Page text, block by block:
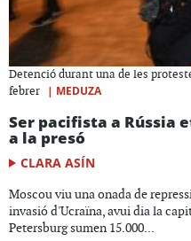
Detenció durant una de les
febrer
| MEDUZA
Ser pacifista a Rússia
a la presó
CLARA ASÍN
Moscou viu una onada de
invasió d'Ucraïna, avui dia la
Petersburg sumen 15.000...